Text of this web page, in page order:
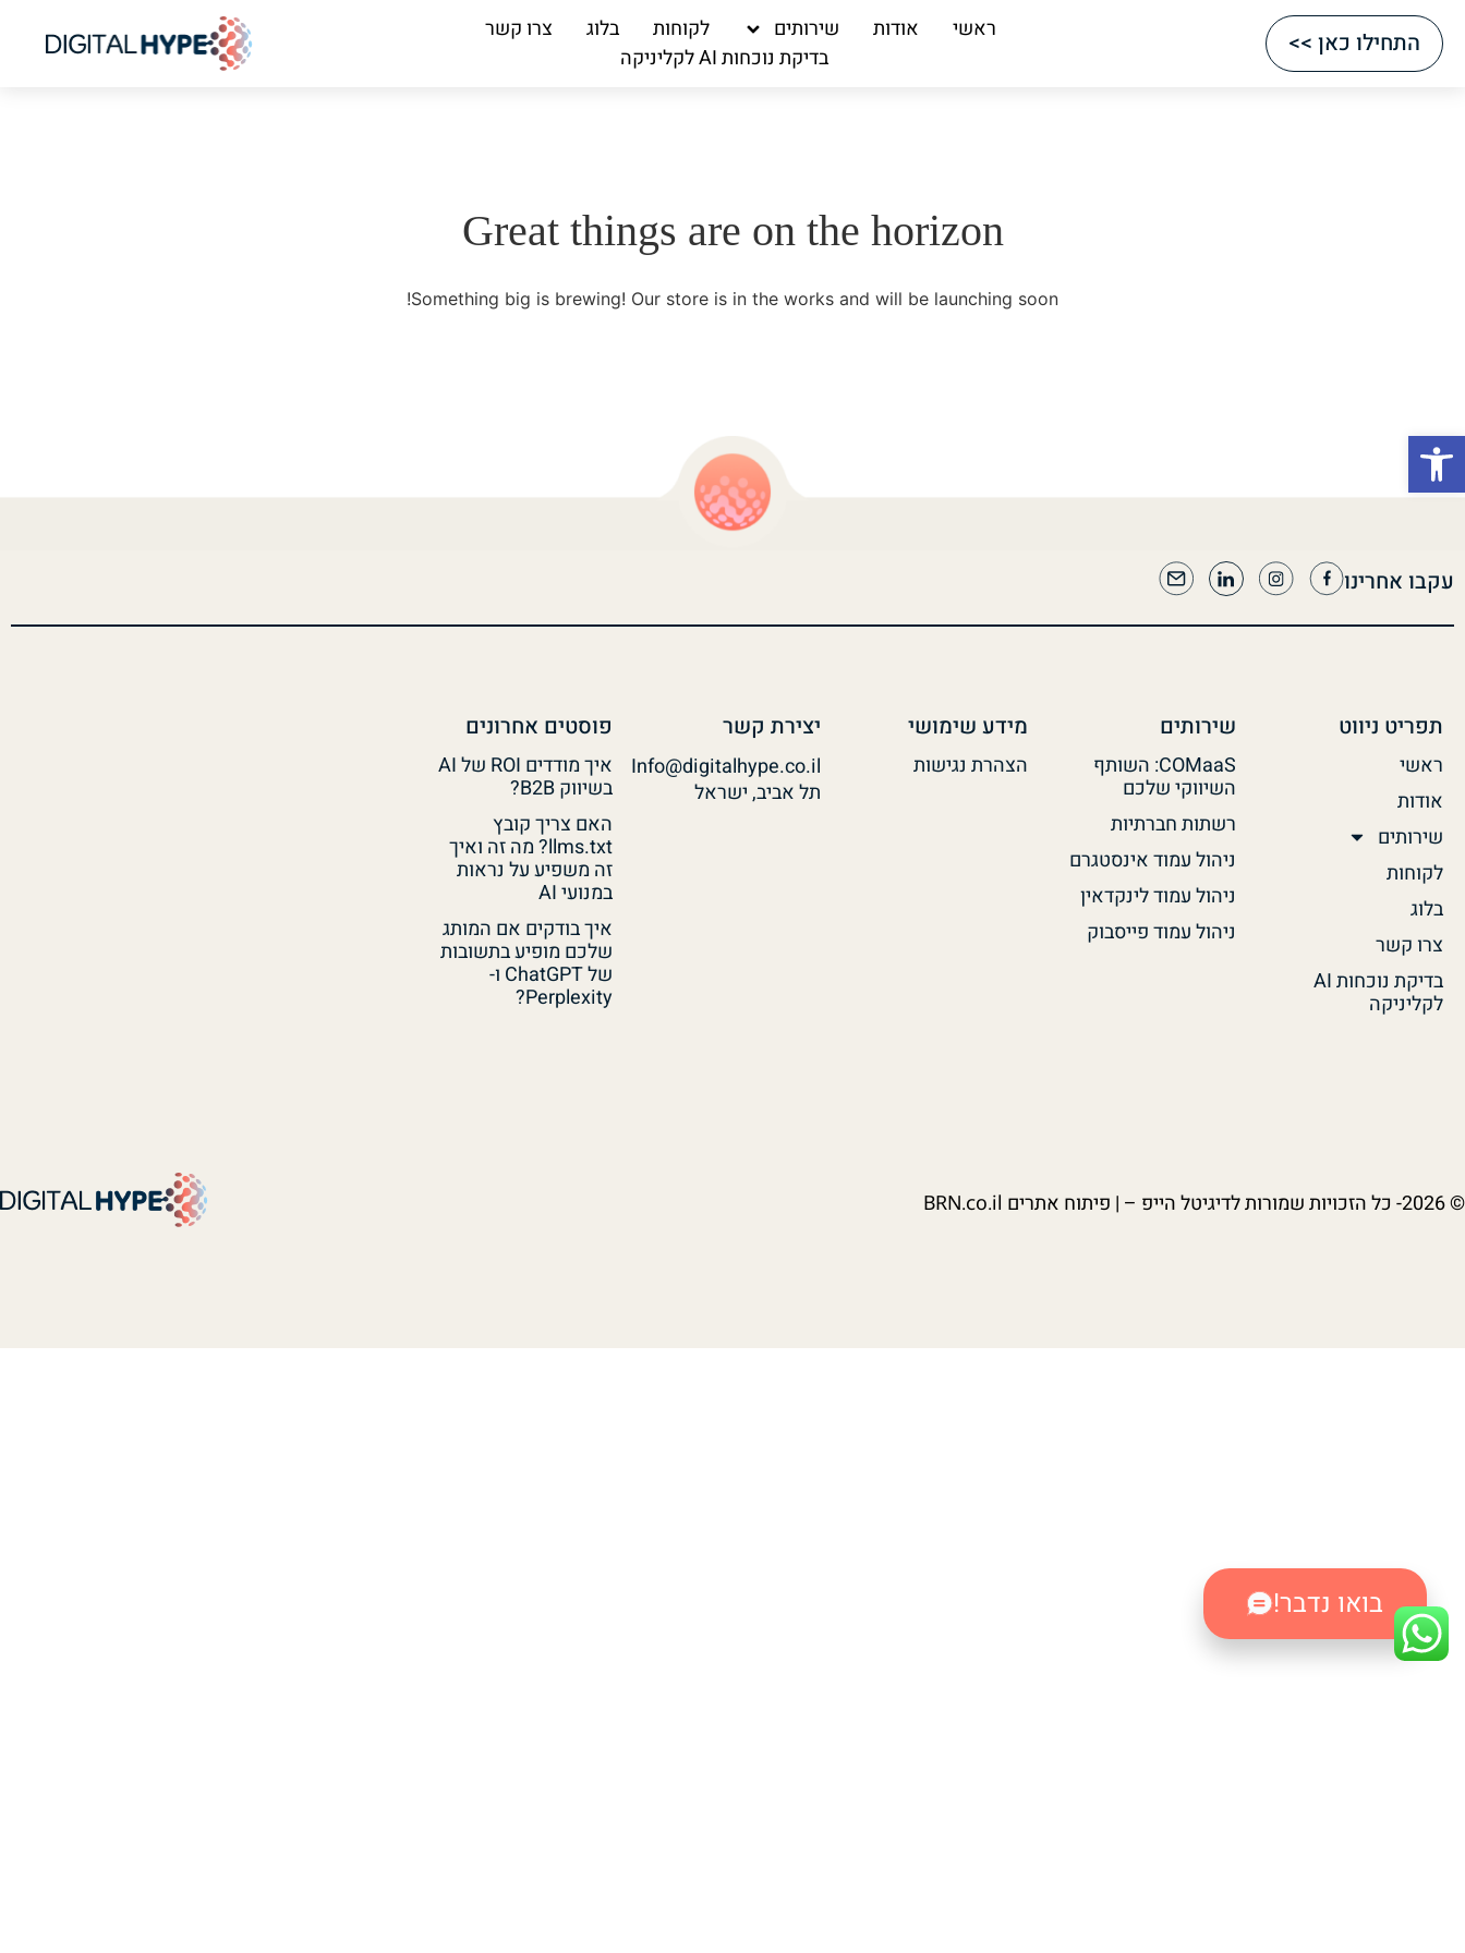
Open toolbar
התחילו כאן >> ראשי אודות שירותים לקוחות בלוג
צרו קשר
בדיקת נוכחות AI לקליניקה
בואו נדבר!
Great things are on the horizon
Something big is brewing! Our store is in the works and will be launching soon!
עקבו אחרינו
תפריט ניווט
ראשי
אודות
שירותים
לקוחות
בלוג
צרו קשר
בדיקת נוכחות AI
לקליניקה
שירותים
COMaaS: השותף
השיווקי שלכם
רשתות חברתיות
ניהול עמוד אינסטגרם
ניהול עמוד לינקדאין
ניהול עמוד פייסבוק
מידע שימושי
הצהרת נגישות
יצירת קשר
Info@digitalhype.co.il
תל אביב, ישראל
פוסטים אחרונים
איך מודדים ROI של AI
בשיווק B2B?
האם צריך קובץ
llms.txt? מה זה ואיך
זה משפיע על נראות
במנועי AI
איך בודקים אם המותג
שלכם מופיע בתשובות
של ChatGPT ו-
Perplexity?
© 2026- כל הזכויות שמורות לדיגיטל הייפ – | פיתוח אתרים BRN.co.il